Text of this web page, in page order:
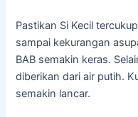
Pastikan Si Kecil
sampai kekurangan
BAB semakin keras.
diberikan dari air putih.
semakin lancar.